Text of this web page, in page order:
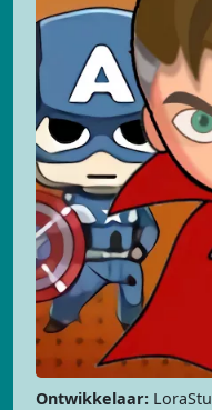
Ontwikkelaar: